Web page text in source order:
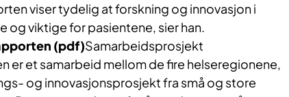
viser tydelig at forskning og innovasjon i
og viktige for pasientene, sier han.
(pdf)​​​Samarbeidsprosjekt
er et samarbeid mellom de fire helseregionene,
og innovasjonsprosjekt fra små og store